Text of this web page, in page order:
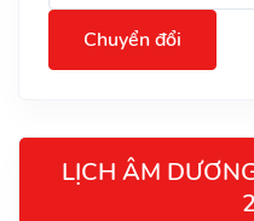
Chuyển đổi
LỊCH ÂM